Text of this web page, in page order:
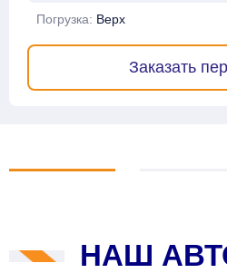
Погрузка: Верх
Заказать
НАШ